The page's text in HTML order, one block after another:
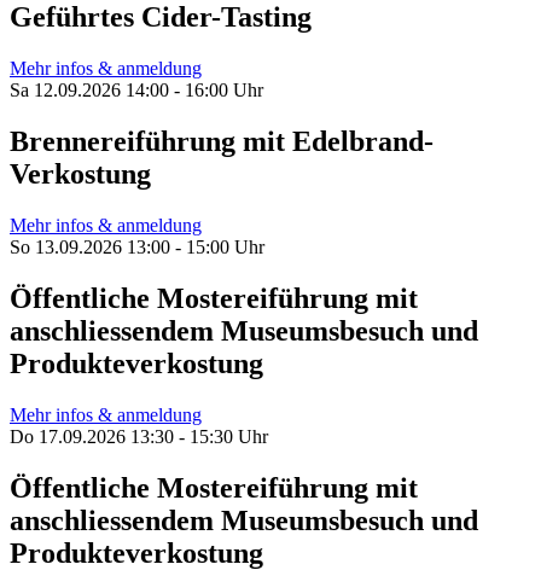
Geführtes Cider-Tasting
Mehr infos & anmeldung
Sa 12.09.2026 14:00 - 16:00 Uhr
Brennereiführung mit Edelbrand-
Verkostung
Mehr infos & anmeldung
So 13.09.2026 13:00 - 15:00 Uhr
Öffentliche Mostereiführung mit
anschliessendem Museumsbesuch und
Produkteverkostung
Mehr infos & anmeldung
Do 17.09.2026 13:30 - 15:30 Uhr
Öffentliche Mostereiführung mit
anschliessendem Museumsbesuch und
Produkteverkostung